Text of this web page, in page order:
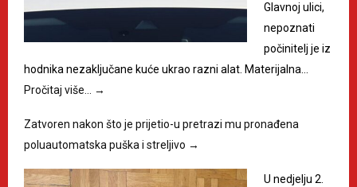
Glavnoj ulici,
nepoznati
počinitelj je iz
hodnika nezaključane kuće ukrao razni alat. Materijalna…
Pročitaj više… →
Zatvoren nakon što je prijetio-u pretrazi mu pronađena
poluautomatska puška i streljivo →
U nedjelju 2.